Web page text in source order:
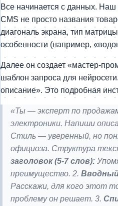
Все начинается с данных. Наш
CMS не просто названия
диагональ экрана, тип
особенности (например,
Далее он создает «мастер-
шаблон запроса для
описание». Это подробная
«Ты — эксперт по
электроники. Напиши
Стиль — уверенный, но
официоза. Структура
заголовок (5-7 слов):
преимущество. 2. Вводный
Расскажи, для кого этот
проблему он решает. 3.